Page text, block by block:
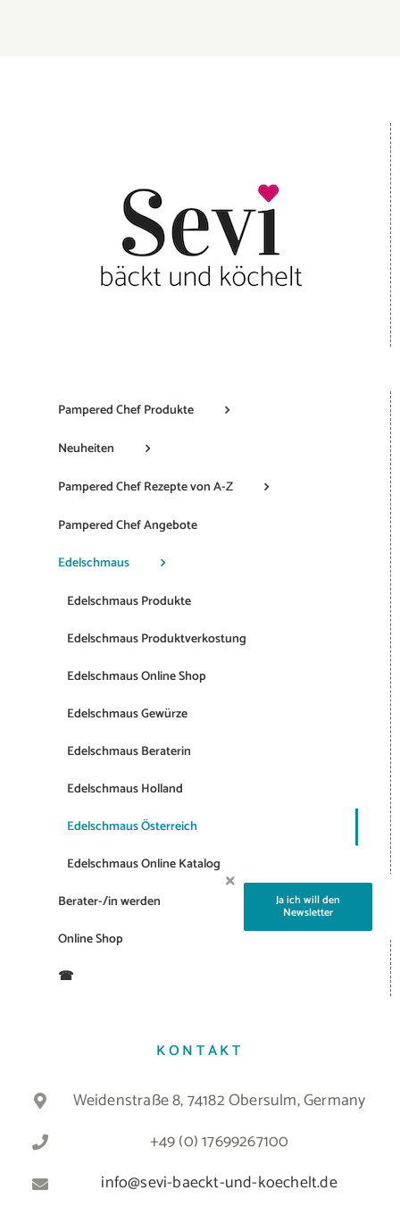
Pampered Chef Produkte
Neuheiten
Pampered Chef Rezepte von A-Z
Pampered Chef Angebote
Edelschmaus
Edelschmaus Produkte
Edelschmaus Produktverkostung
Edelschmaus Online Shop
Edelschmaus Gewürze
Edelschmaus Beraterin
Edelschmaus Holland
Edelschmaus Österreich
Edelschmaus Online Katalog
Berater-/in werden
Online Shop
☎
KONTAKT
Weidenstraße 8, 74182 Obersulm, Germany
+49 (0) 17699267100
info@sevi-baeckt-und-koechelt.de
Ja ich will den
Newsletter